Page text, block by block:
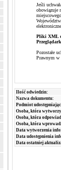
Jeśli
obowiązuje
Pliki XML
Pozostałe
Prawnym w
Ilość odwiedzin:
Nazwa dokumentu:
Podmiot
Osoba, która
Osoba, która
Osoba, która
Data wytworzenia
Data udostępnienia
Data ostatniej